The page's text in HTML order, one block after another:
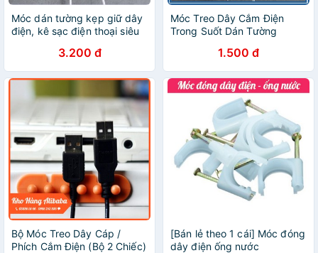
Móc dán tường kẹp giữ dây
điện, kê sạc điện thoại siêu
3.200 đ
Móc Treo Dây Cắm Điện
Trong Suốt Dán Tường
1.500 đ
Bộ Móc Treo Dây Cáp /
Phích Cắm Điện (Bộ 2 Chiếc)
[Bán lẻ theo 1 cái] Móc đóng
dây điện ống nước